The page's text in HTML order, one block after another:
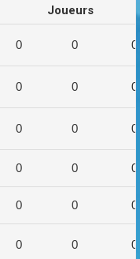
Joueurs
0 0 0
0 0 0
0 0 0
0 0 0
0 0 0
0 0 0